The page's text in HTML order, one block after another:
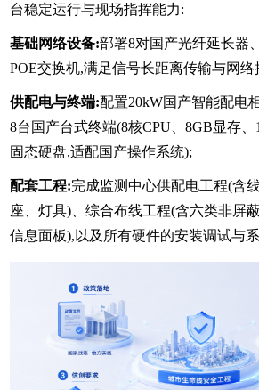
台稳定运行与现场指挥能力:
基础网络设备:部署8对国产光纤延长器
POE交换机,满足信号长距离传输与网络
供配电与终端:配置20kW国产智能配电
8台国产台式终端(8核CPU、8GB显存、
固态硬盘,适配国产操作系统);
配套工程:完成监测中心供配电工程(含
座、灯具)、综合布线工程(含六类非屏
信息面板),以及所有硬件的安装调试与系